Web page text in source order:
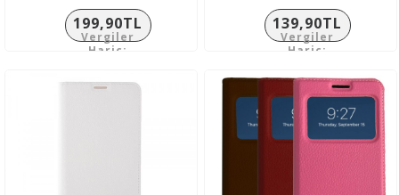
199,90TL
Vergiler
Hariç:
139,90TL
Vergiler
Hariç: